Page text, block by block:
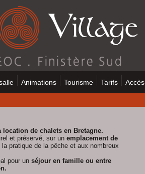
Animations Tourisme Tarifs Accès
de chalets en Bretagne.
et préservé, sur un emplacement de
la pratique de la pêche et aux nombreux
pour un séjour en famille ou entre